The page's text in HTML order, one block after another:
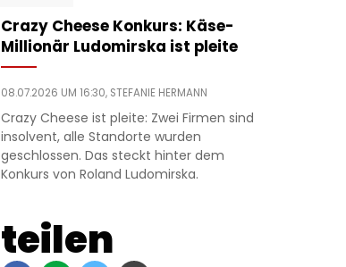
teilen
Crazy Cheese Konkurs: Käse-
Millionär Ludomirska ist pleite
08.07.2026 UM 16:30, STEFANIE HERMANN
Crazy Cheese ist pleite: Zwei Firmen sind
insolvent, alle Standorte wurden
geschlossen. Das steckt hinter dem
Konkurs von Roland Ludomirska.